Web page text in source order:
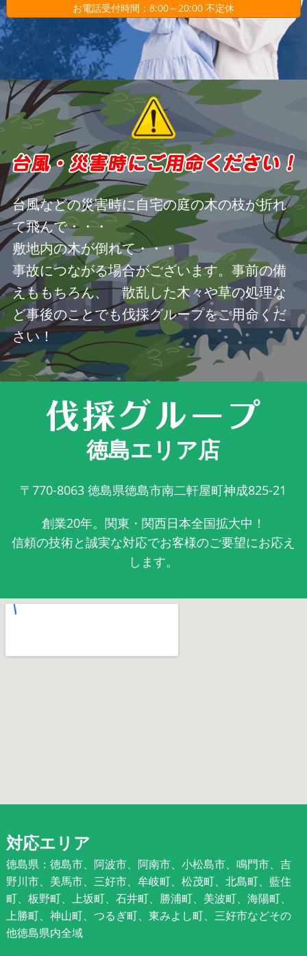
お電話受付時間：8:00～20:00 不定休
台風などの災害時に自宅の庭の木の枝が折れ
て飛んで・・・
敷地内の木が倒れて・・・
事故につながる場合がございます。事前の備
えももちろん、 散乱した木々や草の処理な
ど事後のことでも伐採グループをご用命くだ
さい！
徳島エリア店
〒770-8063 徳島県徳島市南二軒屋町神成825-21
創業20年。関東・関西日本全国拡大中！
信頼の技術と誠実な対応でお客様のご要望にお応え
します。
対応エリア
徳島県：徳島市、阿波市、阿南市、小松島市、鳴門市、吉
野川市、美馬市、三好市、牟岐町、松茂町、北島町、藍住
町、板野町、上坂町、石井町、勝浦町、美波町、海陽町、
上勝町、神山町、つるぎ町、東みよし町、三好市などその
他徳島県内全域